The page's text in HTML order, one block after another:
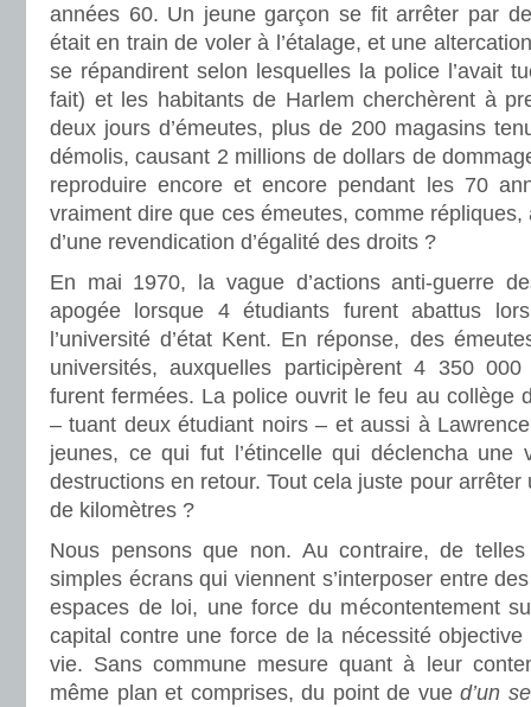
années 60. Un jeune garçon se fit arrêter par
était en train de voler à l’étalage, et une
se répandirent selon lesquelles la police l’avait
fait) et les habitants de Harlem cherchèrent à
deux jours d’émeutes, plus de 200 magasins
démolis, causant 2 millions de dollars de
reproduire encore et encore pendant les 70
vraiment dire que ces émeutes, comme
d’une revendication d’égalité des droits ?
En mai 1970, la vague d’actions anti-guerre
apogée lorsque 4 étudiants furent abattus
l’université d’état Kent. En réponse, des
universités, auxquelles participèrent 4 350
furent fermées. La police ouvrit le feu au collège
– tuant deux étudiant noirs – et aussi à
jeunes, ce qui fut l’étincelle qui déclencha une
destructions en retour. Tout cela juste pour
de kilomètres ?
Nous pensons que non. Au contraire, de
simples écrans qui viennent s’interposer entre
espaces de loi, une force du mécontentement
capital contre une force de la nécessité
vie. Sans commune mesure quant à leur
même plan et comprises, du point de vue d’un